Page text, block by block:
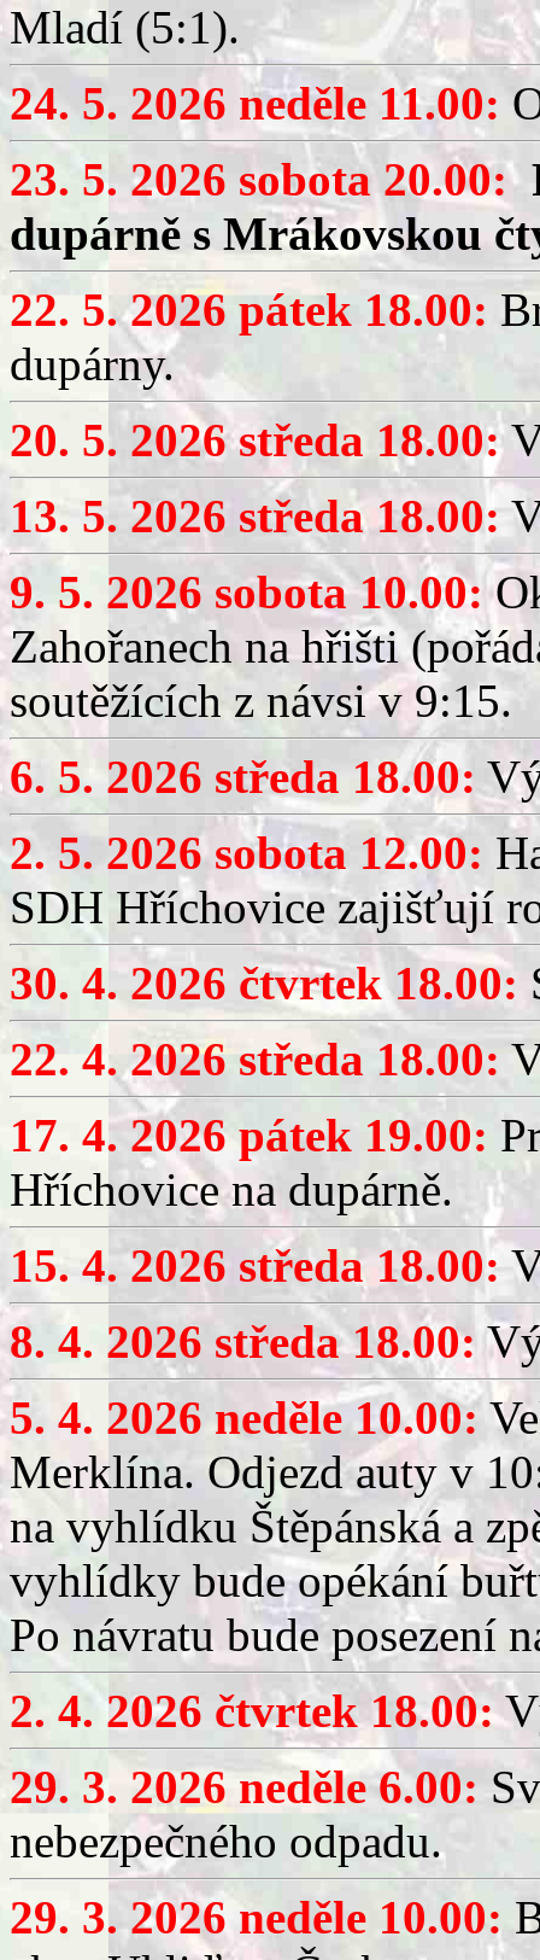
Mladí (5:1).
24. 5. 2026 neděle 11.00:
23. 5. 2026 sobota 20.00:
dupárně s Mrákovskou
22. 5. 2026 pátek 18.00:
dupárny.
20. 5. 2026 středa 18.00:
13. 5. 2026 středa 18.00:
9. 5. 2026 sobota 10.00:
Zahořanech na hřišti
soutěžících z návsi v 9:15.
6. 5. 2026 středa 18.00:
2. 5. 2026 sobota 12.00:
SDH Hříchovice zajišťují
30. 4. 2026 čtvrtek 18.00:
22. 4. 2026 středa 18.00:
17. 4. 2026 pátek 19.00:
Hříchovice na dupárně.
15. 4. 2026 středa 18.00:
8. 4. 2026 středa 18.00:
5. 4. 2026 neděle 10.00:
Merklína. Odjezd auty v
na vyhlídku Štěpánská a
vyhlídky bude opékání
Po návratu bude posezení
2. 4. 2026 čtvrtek 18.00:
29. 3. 2026 neděle 6.00:
nebezpečného odpadu.
29. 3. 2026 neděle 10.00: